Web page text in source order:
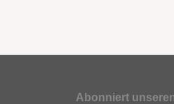
Abonniert